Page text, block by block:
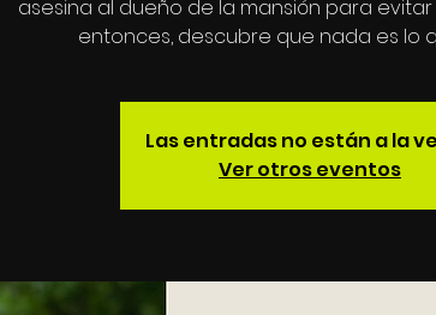
asesina al dueño de la mansión para
Las entradas no están a la
Ver otros eventos